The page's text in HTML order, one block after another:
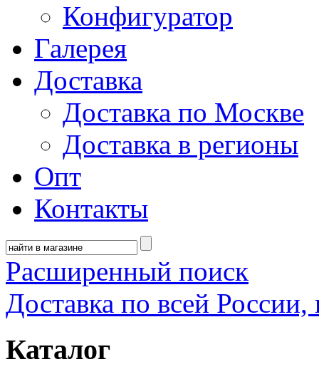
Конфигуратор
Галерея
Доставка
Доставка по Москве
Доставка в регионы
Опт
Контакты
Расширенный поиск
Доставка по всей России,
Каталог